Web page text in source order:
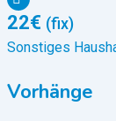
22€ (fix)
Sonstiges
Vorhänge